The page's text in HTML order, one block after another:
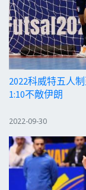
2022科威特五人
1:10不敵伊朗
2022-09-30